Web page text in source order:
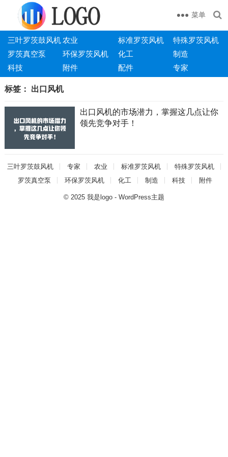
菜单
三叶罗茨鼓风机农业 标准罗茨风机
特殊罗茨风机
罗茨真空泵
环保罗茨风机 化工
制造
科技
附件 配件 专家
标签： 出口风机
出口风机的市场潜力，掌握这几点让你
领先竞争对手！
三叶罗茨鼓风机 专家 农业 标准罗茨风机
特殊罗茨风机
罗茨真空泵
环保罗茨风机 化工 制造 科技 附件
© 2025 我是logo- WordPress主题